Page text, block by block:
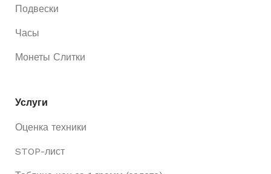
Подвески
Часы
Монеты Слитки
Услуги
Оценка техники
STOP-лист